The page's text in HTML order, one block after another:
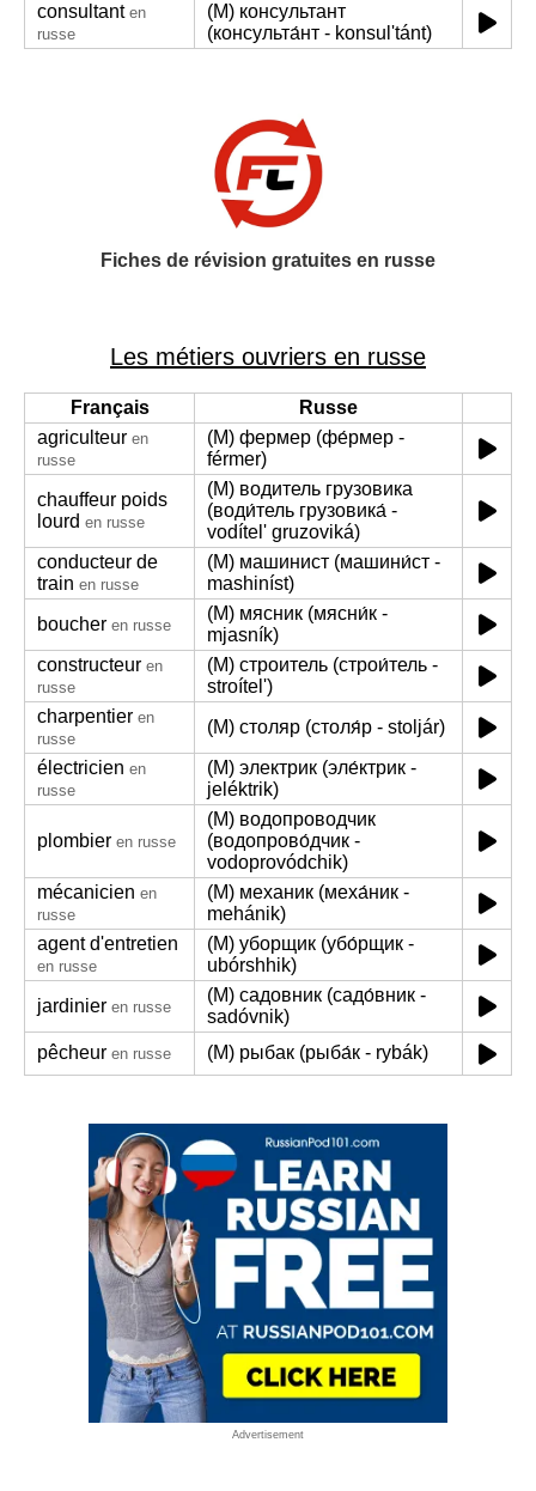
consultant en
russe
(M) консультант
(консульта́нт - konsul'tánt)
Fiches de révision gratuites en russe
Les métiers ouvriers en russe
Français
Russe
agriculteur en
russe
(M) фермер (фе́рмер -
férmer)
chauffeur poids
lourd en russe
(M) водитель грузовика
(води́тель грузовика́ -
vodítel' gruzoviká)
conducteur de
train en russe
(M) машинист (машини́ст -
mashiníst)
boucher en russe
(M) мясник (мясни́к -
mjasník)
constructeur en
russe
(M) строитель (строи́тель -
stroítel')
charpentier en
russe
(M) столяр (столя́р - stoljár)
électricien en
russe
(M) электрик (эле́ктрик -
jeléktrik)
plombier en russe
(M) водопроводчик
(водопрово́дчик -
vodoprovódchik)
mécanicien en
russe
(M) механик (меха́ник -
mehánik)
agent d'entretien
en russe
(M) уборщик (убо́рщик -
ubórshhik)
jardinier en russe
(M) садовник (садо́вник -
sadóvnik)
pêcheur en russe (M) рыбак (рыба́к - rybák)
Advertisement